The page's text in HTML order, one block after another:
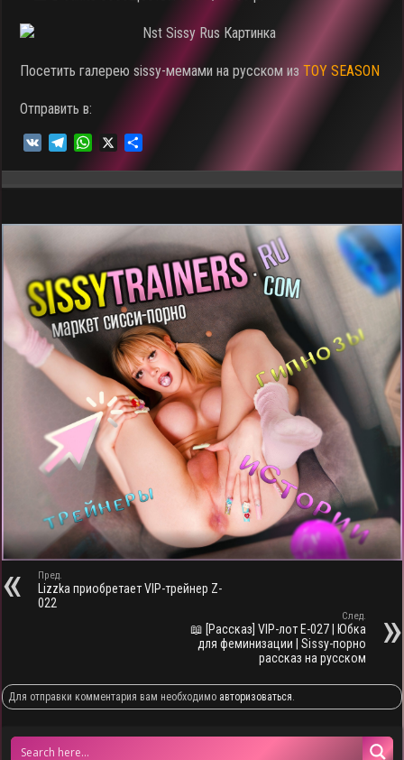
Посетить галерею sissy-мемами на русском изTOY SEASON
Отправить в:
a
m
W
p
p
и
т
ь
Пред.
Lizzka приобретает VIP-трейнер Z-
022
След.
📖 [Рассказ] VIP-лот E-027 | Юбка
для феминизации | Sissy-порно
рассказ на русском
Для отправки комментария вам необходимо авторизоваться.